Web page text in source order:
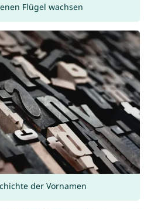
Flügel wachsen
der Vornamen